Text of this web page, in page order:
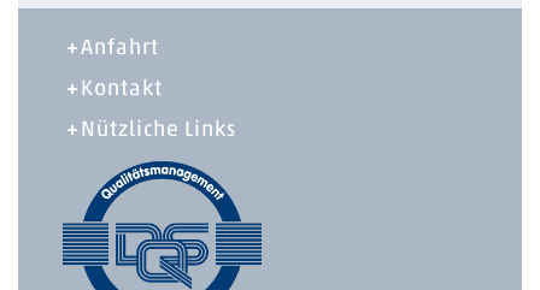
Anfahrt
Kontakt
Nützliche Links